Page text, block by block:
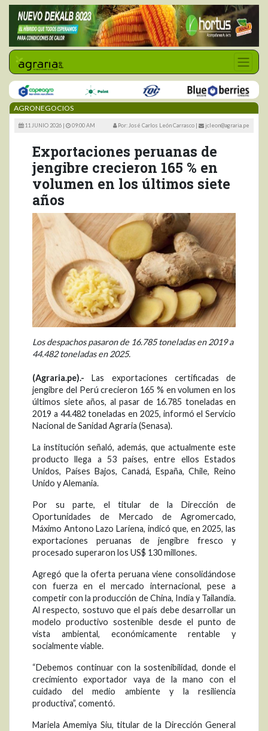
AGRONEGOCIOS
11 JUNIO 2026 | 09:00 AM Por: José Carlos León Carrasco | jcleon@agraria.pe
Exportaciones peruanas de
jengibre crecieron 165 % en
volumen en los últimos siete
años
Los despachos pasaron de 16.785 toneladas en 2019 a
44.482 toneladas en 2025.
(Agraria.pe).-Las exportaciones certificadas de
jengibre del Perú crecieron 165 % en volumen en los
últimos siete años, al pasar de 16.785 toneladas en
2019 a 44.482 toneladas en 2025, informó el Servicio
Nacional de Sanidad Agraria (Senasa).
La institución señaló, además, que actualmente este
producto llega a 53 países, entre ellos Estados
Unidos, Países Bajos, Canadá, España, Chile, Reino
Unido y Alemania.
Por su parte, el titular de la Dirección de
Oportunidades de Mercado de Agromercado,
Máximo Antono Lazo Lariena, indicó que, en 2025, las
exportaciones peruanas de jengibre fresco y
procesado superaron los US$ 130 millones.
Agregó que la oferta peruana viene consolidándose
con fuerza en el mercado internacional, pese a
competir con la producción de China, India y Tailandia.
Al respecto, sostuvo que el país debe desarrollar un
modelo productivo sostenible desde el punto de
vista ambiental, económicamente rentable y
socialmente viable.
“Debemos continuar con la sostenibilidad, donde el
crecimiento exportador vaya de la mano con el
cuidado del medio ambiente y la resiliencia
productiva”, comentó.
Mariela Amemiya Siu, titular de la Dirección General